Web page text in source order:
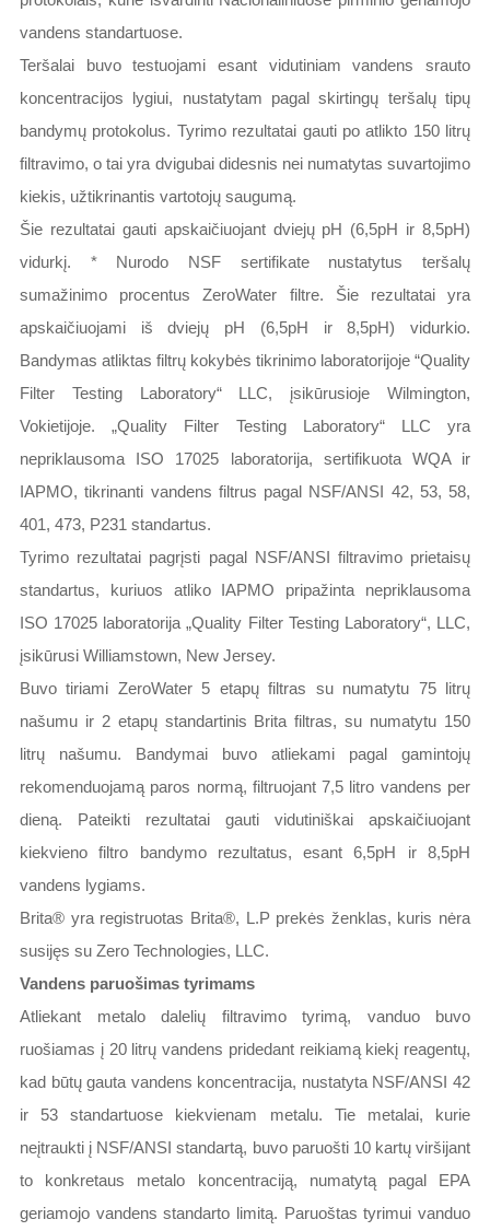
vandens standartuose.
Teršalai buvo testuojami esant vidutiniam vandens srauto
koncentracijos lygiui, nustatytam pagal skirtingų teršalų tipų
bandymų protokolus. Tyrimo rezultatai gauti po atlikto 150 litrų
filtravimo, o tai yra dvigubai didesnis nei numatytas suvartojimo
kiekis, užtikrinantis vartotojų saugumą.
Šie rezultatai gauti apskaičiuojant dviejų pH (6,5pH ir 8,5pH)
vidurkį. * Nurodo NSF sertifikate nustatytus teršalų
sumažinimo procentus ZeroWater filtre. Šie rezultatai yra
apskaičiuojami iš dviejų pH (6,5pH ir 8,5pH) vidurkio.
Bandymas atliktas filtrų kokybės tikrinimo laboratorijoje “Quality
Filter Testing Laboratory“ LLC, įsikūrusioje Wilmington,
Vokietijoje. „Quality Filter Testing Laboratory“ LLC yra
nepriklausoma ISO 17025 laboratorija, sertifikuota WQA ir
IAPMO, tikrinanti vandens filtrus pagal NSF/ANSI 42, 53, 58,
401, 473, P231 standartus.
Tyrimo rezultatai pagrįsti pagal NSF/ANSI filtravimo prietaisų
standartus, kuriuos atliko IAPMO pripažinta nepriklausoma
ISO 17025 laboratorija „Quality Filter Testing Laboratory“, LLC,
įsikūrusi Williamstown, New Jersey.
Buvo tiriami ZeroWater 5 etapų filtras su numatytu 75 litrų
našumu ir 2 etapų standartinis Brita filtras, su numatytu 150
litrų našumu. Bandymai buvo atliekami pagal gamintojų
rekomenduojamą paros normą, filtruojant 7,5 litro vandens per
dieną. Pateikti rezultatai gauti vidutiniškai apskaičiuojant
kiekvieno filtro bandymo rezultatus, esant 6,5pH ir 8,5pH
vandens lygiams.
Brita® yra registruotas Brita®, L.P prekės ženklas, kuris nėra
susijęs su Zero Technologies, LLC.
Vandens paruošimas tyrimams
Atliekant metalo dalelių filtravimo tyrimą, vanduo buvo
ruošiamas į 20 litrų vandens pridedant reikiamą kiekį reagentų,
kad būtų gauta vandens koncentracija, nustatyta NSF/ANSI 42
ir 53 standartuose kiekvienam metalu. Tie metalai, kurie
neįtraukti į NSF/ANSI standartą, buvo paruošti 10 kartų viršijant
to konkretaus metalo koncentraciją, numatytą pagal EPA
geriamojo vandens standarto limitą. Paruoštas tyrimui vanduo